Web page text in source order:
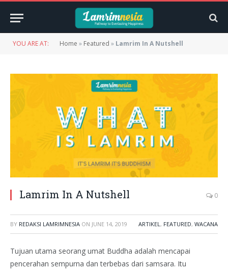
YOU ARE AT: Home » Featured » Lamrim In A Nutshell
Lamrim In A Nutshell 0
BY REDAKSI LAMRIMNESIA ON JUNE 14, 2019 ARTIKEL, FEATURED, WACANA
Tujuan utama seorang umat Buddha adalah mencapai
pencerahan sempurna dan terbebas dari samsara. Itu